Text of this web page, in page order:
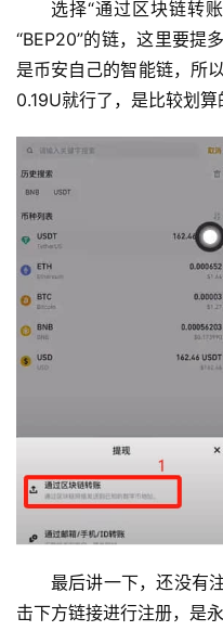
选择“通过区块链转
“BEP20”的链，这里要提
是币安自己的智能链，所
0.19U就行了，是比较划算
最后讲一下，还没有
击下方链接进行注册，是